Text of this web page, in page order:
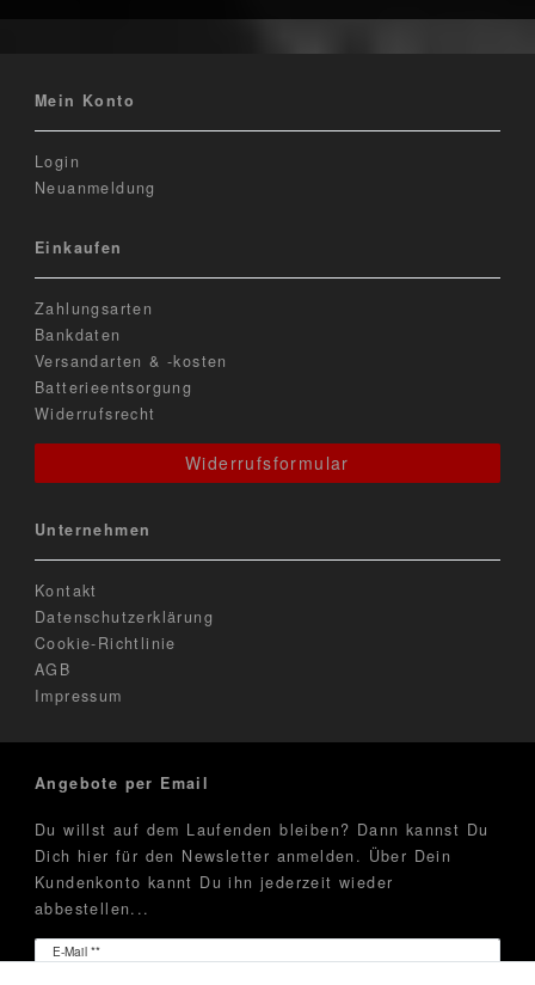
Mein Konto
Login
Neuanmeldung
Einkaufen
Zahlungsarten
Bankdaten
Versandarten & -kosten
Batterieentsorgung
Widerrufsrecht
Widerrufsformular
Unternehmen
Kontakt
Datenschutzerklärung
Cookie-Richtlinie
AGB
Impressum
Angebote per Email
Du willst auf dem Laufenden bleiben? Dann kannst Du
Dich hier für den Newsletter anmelden. Über Dein
Kundenkonto kannt Du ihn jederzeit wieder
abbestellen...
E-Mail **
Newsletter